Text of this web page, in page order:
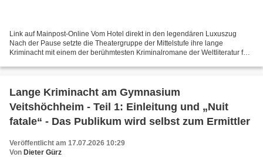
Link auf Mainpost-Online Vom Hotel direkt in den legendären Luxuszug
Nach der Pause setzte die Theatergruppe der Mittelstufe ihre lange
Kriminacht mit einem der berühmtesten Kriminalromane der Weltliteratur fort.
Lange Kriminacht am Gymnasium
Veitshöchheim - Teil 1: Einleitung und „Nuit
fatale“ - Das Publikum wird selbst zum Ermittler
Veröffentlicht am 17.07.2026 10:29
Von Dieter Gürz